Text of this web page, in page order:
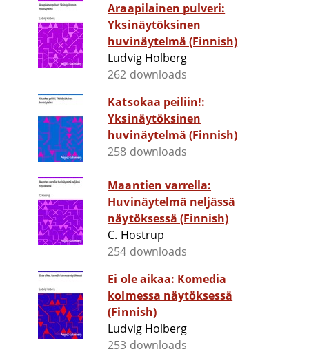
Araapilainen pulveri:
Yksinäytöksinen
huvinäytelmä (Finnish)
Ludvig Holberg
262 downloads
Katsokaa peiliin!:
Yksinäytöksinen
huvinäytelmä (Finnish)
258 downloads
Maantien varrella:
Huvinäytelmä neljässä
näytöksessä (Finnish)
C. Hostrup
254 downloads
Ei ole aikaa: Komedia
kolmessa näytöksessä
(Finnish)
Ludvig Holberg
253 downloads